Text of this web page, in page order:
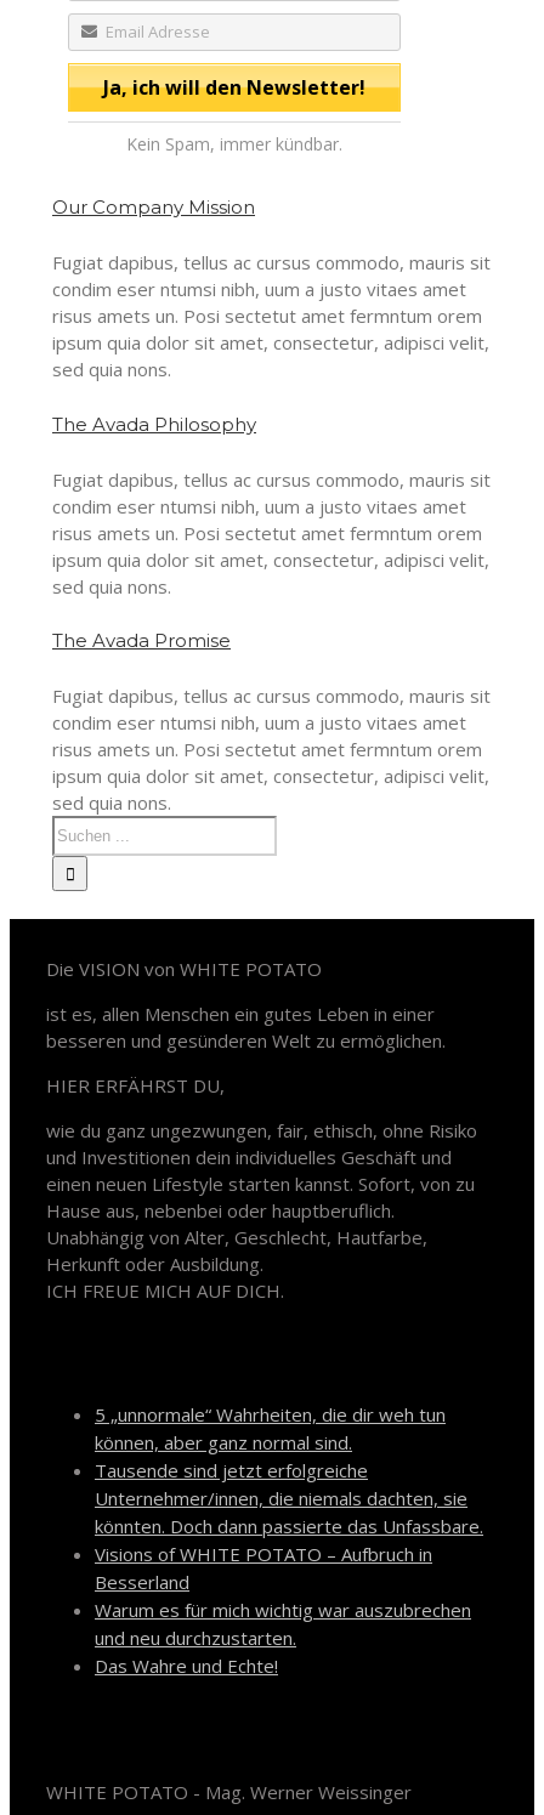
Kein Spam, immer kündbar.
Our Company Mission
Fugiat dapibus, tellus ac cursus commodo, mauris sit
condim eser ntumsi nibh, uum a justo vitaes amet
risus amets un. Posi sectetut amet fermntum orem
ipsum quia dolor sit amet, consectetur, adipisci velit,
sed quia nons.
The Avada Philosophy
Fugiat dapibus, tellus ac cursus commodo, mauris sit
condim eser ntumsi nibh, uum a justo vitaes amet
risus amets un. Posi sectetut amet fermntum orem
ipsum quia dolor sit amet, consectetur, adipisci velit,
sed quia nons.
The Avada Promise
Fugiat dapibus, tellus ac cursus commodo, mauris sit
condim eser ntumsi nibh, uum a justo vitaes amet
risus amets un. Posi sectetut amet fermntum orem
ipsum quia dolor sit amet, consectetur, adipisci velit,
sed quia nons.
Die VISION von WHITE POTATO
ist es, allen Menschen ein gutes Leben in einer
besseren und gesünderen Welt zu ermöglichen.
HIER ERFÄHRST DU,
wie du ganz ungezwungen, fair, ethisch, ohne Risiko
und Investitionen dein individuelles Geschäft und
einen neuen Lifestyle starten kannst. Sofort, von zu
Hause aus, nebenbei oder hauptberuflich.
Unabhängig von Alter, Geschlecht, Hautfarbe,
Herkunft oder Ausbildung.
ICH FREUE MICH AUF DICH.
5 „unnormale“ Wahrheiten, die dir weh tun
können, aber ganz normal sind.
Tausende sind jetzt erfolgreiche
Unternehmer/innen, die niemals dachten, sie
könnten. Doch dann passierte das Unfassbare.
Visions of WHITE POTATO – Aufbruch in
Besserland
Warum es für mich wichtig war auszubrechen
und neu durchzustarten.
Das Wahre und Echte!
WHITE POTATO - Mag. Werner Weissinger